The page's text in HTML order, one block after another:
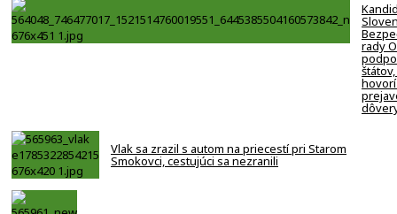
rady
Vlak sa zrazil s autom na priecestí pri Starom
Smokovci, cestujúci sa nezranili